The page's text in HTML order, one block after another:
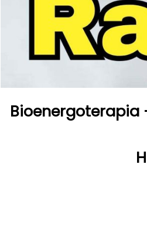
Bioenergoterapia